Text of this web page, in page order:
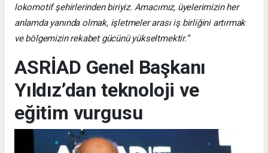
lokomotif şehirlerinden biriyiz. Amacımız, üyelerimizin her
anlamda yanında olmak, işletmeler arası iş birliğini artırmak
ve bölgemizin rekabet gücünü yükseltmektir.”
ASRİAD Genel Başkanı
Yıldız’dan teknoloji ve
eğitim vurgusu